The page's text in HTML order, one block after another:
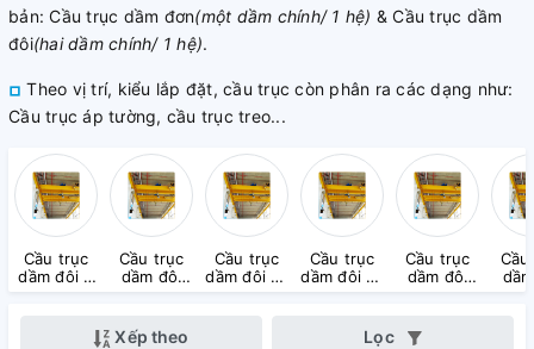
bản: Cầu trục dầm đơn(một dầm chính/ 1 hệ) & Cầu trục dầm
đôi(hai dầm chính/ 1 hệ).
Theo vị trí, kiểu lắp đặt, cầu trục còn phân ra các dạng như:
Cầu trục áp tường, cầu trục treo...
Cầu trục
dầm đôi 5
Tấn
Cầu trục
dầm đôi
7.5 Tấn
Cầu trục
dầm đôi 10
Tấn
Cầu trục
dầm đôi 15
Tấn
Cầu trục
dầm đôi
20 Tấn
30
Xếp theo Lọc